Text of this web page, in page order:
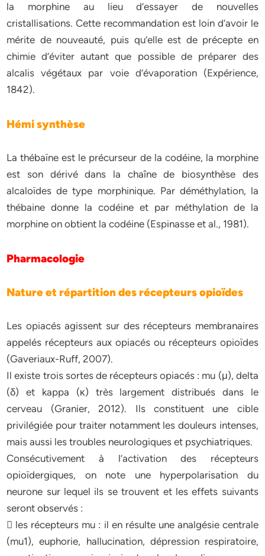
la morphine au lieu d’essayer de nouvelles
cristallisations. Cette recommandation est loin d’avoir le
mérite de nouveauté, puis qu’elle est de précepte en
chimie d’éviter autant que possible de préparer des
alcalis végétaux par voie d’évaporation (Expérience,
1842).
Hémi synthèse
La thébaïne est le précurseur de la codéine, la morphine
est son dérivé dans la chaîne de biosynthèse des
alcaloïdes de type morphinique. Par déméthylation, la
thébaine donne la codéine et par méthylation de la
morphine on obtient la codéine (Espinasse et al., 1981).
Pharmacologie
Nature et répartition des récepteurs opioïdes
Les opiacés agissent sur des récepteurs membranaires
appelés récepteurs aux opiacés ou récepteurs opioïdes
(Gaveriaux-Ruff, 2007).
Il existe trois sortes de récepteurs opiacés : mu (μ), delta
(δ) et kappa (κ) très largement distribués dans le
cerveau (Granier, 2012). Ils constituent une cible
privilégiée pour traiter notamment les douleurs intenses,
mais aussi les troubles neurologiques et psychiatriques.
Consécutivement à l’activation des récepteurs
opioïdergiques, on note une hyperpolarisation du
neurone sur lequel ils se trouvent et les effets suivants
seront observés :
 les récepteurs mu : il en résulte une analgésie centrale
(mu1), euphorie, hallucination, dépression respiratoire,